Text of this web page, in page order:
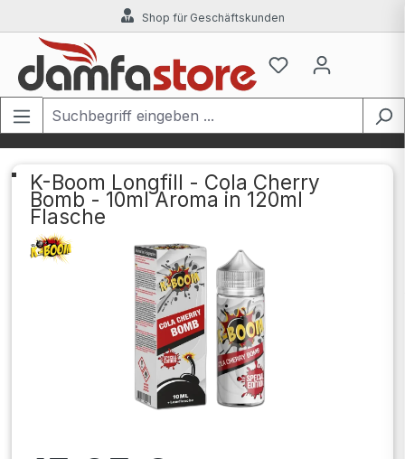
Zum Hauptinhalt springenShop für Geschäftskunden
K-Boom Longfill - Cola Cherry
Bomb - 10ml Aroma in 120ml
Flasche
Bildergalerie überspringen